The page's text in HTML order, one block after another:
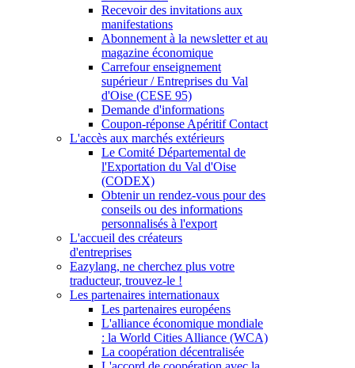
Recevoir des invitations aux
manifestations
Abonnement à la newsletter et au
magazine économique
Carrefour enseignement
supérieur / Entreprises du Val
d'Oise (CESE 95)
Demande d'informations
Coupon-réponse Apéritif Contact
L'accès aux marchés extérieurs
Le Comité Départemental de
l'Exportation du Val d'Oise
(CODEX)
Obtenir un rendez-vous pour des
conseils ou des informations
personnalisés à l'export
L'accueil des créateurs
d'entreprises
Eazylang, ne cherchez plus votre
traducteur, trouvez-le !
Les partenaires internationaux
Les partenaires européens
L'alliance économique mondiale
: la World Cities Alliance (WCA)
La coopération décentralisée